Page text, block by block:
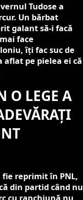
Tudose a
Un bărbat
galant să-i facă
face
îți fac suc de
aflat pe pielea ei că
O LEGE A
fie reprimit în PNL,
din partid când nu